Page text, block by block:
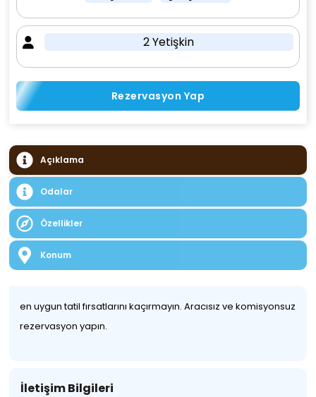
2 Yetişkin
Rezervasyon Yap
Açıklama
Odalar
Özellikler
Konum
en uygun tatil fırsatlarını kaçırmayın. Aracısız ve komisyonsuz
rezervasyon yapın.
İletişim Bilgileri